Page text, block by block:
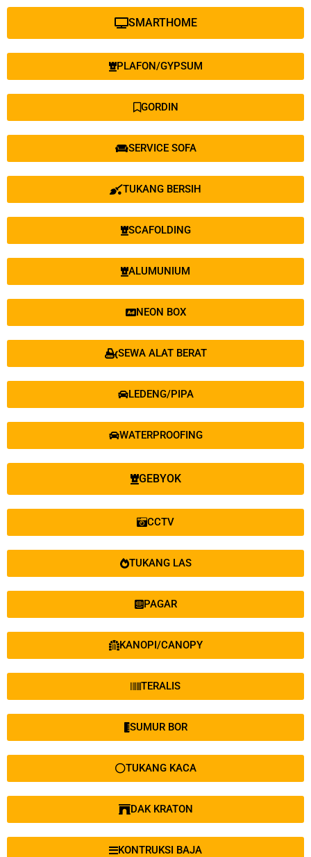
SMARTHOME
PLAFON/GYPSUM
GORDIN
SERVICE SOFA
TUKANG BERSIH
SCAFOLDING
ALUMUNIUM
NEON BOX
SEWA ALAT BERAT
LEDENG/PIPA
WATERPROOFING
GEBYOK
CCTV
TUKANG LAS
PAGAR
KANOPI/CANOPY
TERALIS
SUMUR BOR
TUKANG KACA
DAK KRATON
KONTRUKSI BAJA